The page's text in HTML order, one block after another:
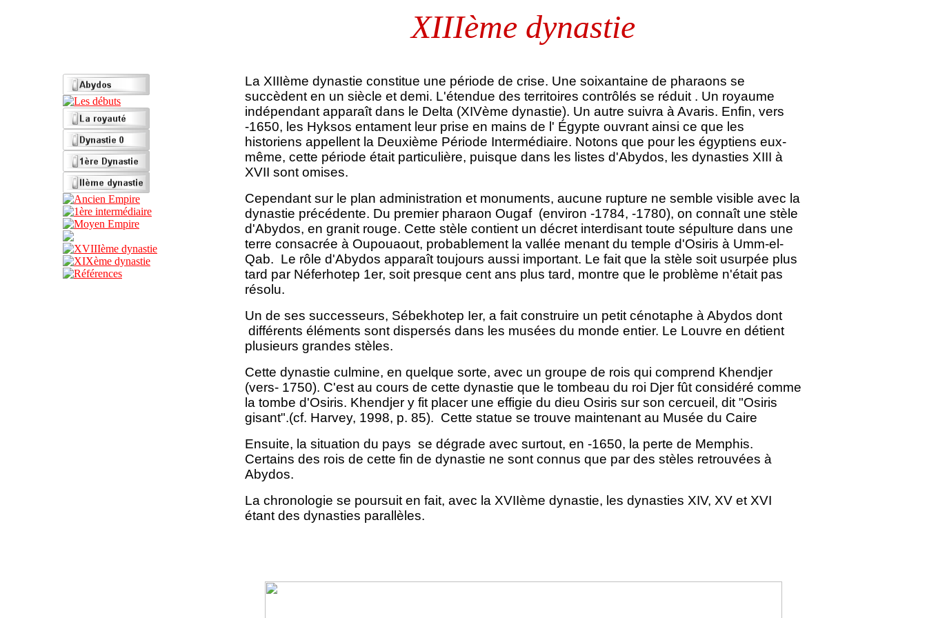
XIIIème dynastie
La XIIIème dynastie constitue une période de crise. Une soixantaine de pharaons se
succèdent en un siècle et demi. L'étendue des territoires contrôlés se réduit . Un royaume
indépendant apparaît dans le Delta (XIVème dynastie). Un autre suivra à Avaris. Enfin, vers
-1650, les Hyksos entament leur prise en mains de l' Égypte ouvrant ainsi ce que les
historiens appellent la Deuxième Période Intermédiaire. Notons que pour les égyptiens eux-
même, cette période était particulière, puisque dans les listes d'Abydos, les dynasties XIII à
XVII sont omises.
Cependant sur le plan administration et monuments, aucune rupture ne semble visible avec la
dynastie précédente. Du premier pharaon Ougaf (environ -1784, -1780), on connaît une stèle
d'Abydos, en granit rouge. Cette stèle contient un décret interdisant toute sépulture dans une
terre consacrée à Oupouaout, probablement la vallée menant du temple d'Osiris à Umm-el-
Qab. Le rôle d'Abydos apparaît toujours aussi important. Le fait que la stèle soit usurpée plus
tard par Néferhotep 1er, soit presque cent ans plus tard, montre que le problème n'était pas
résolu.
Un de ses successeurs, Sébekhotep Ier, a fait construire un petit cénotaphe à Abydos dont
différents éléments sont dispersés dans les musées du monde entier. Le Louvre en détient
plusieurs grandes stèles.
Cette dynastie culmine, en quelque sorte, avec un groupe de rois qui comprend Khendjer
(vers- 1750). C'est au cours de cette dynastie que le tombeau du roi Djer fût considéré comme
la tombe d'Osiris. Khendjer y fit placer une effigie du dieu Osiris sur son cercueil, dit "Osiris
gisant".(cf. Harvey, 1998, p. 85). Cette statue se trouve maintenant au Musée du Caire
Ensuite, la situation du pays se dégrade avec surtout, en -1650, la perte de Memphis.
Certains des rois de cette fin de dynastie ne sont connus que par des stèles retrouvées à
Abydos.
La chronologie se poursuit en fait, avec la XVIIème dynastie, les dynasties XIV, XV et XVI
étant des dynasties parallèles.